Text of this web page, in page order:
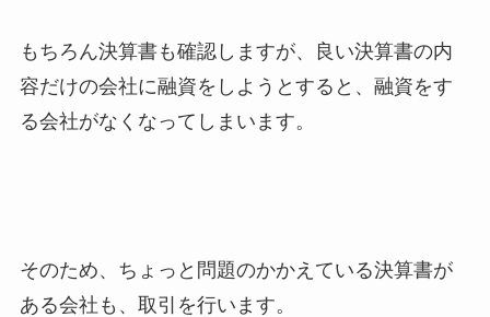
もちろん決算書も確認しますが、良い決算書の内
容だけの会社に融資をしようとすると、融資をす
る会社がなくなってしまいます。
そのため、ちょっと問題のかかえている決算書が
ある会社も、取引を行います。